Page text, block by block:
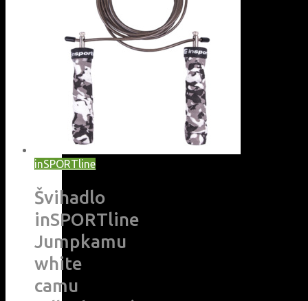
inSPORTline
Švihadlo
inSPORTline
Jumpkamu
white
camu